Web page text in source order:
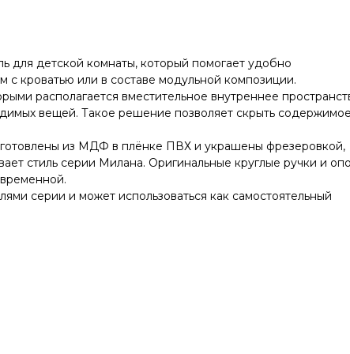
детской комнаты, который помогает удобно
с кроватью или в составе модульной композиции.
располагается вместительное внутреннее
вещей. Такое решение позволяет скрыть
из МДФ в плёнке ПВХ и украшены фрезеровкой,
стиль серии Милана. Оригинальные круглые ручки и
серии и может использоваться как самостоятельный